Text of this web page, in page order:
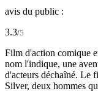
avis du public :
3.3/5
Film d'action comique
nom l'indique, une
d'acteurs déchaîné. Le
Silver, deux hommes